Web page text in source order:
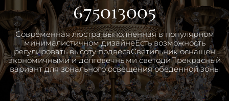
675013005
Современная люстра выполненная в популярном
минималистичном дизайнеЕсть возможность
регулировать высоту подвесаСветильник оснащен
экономичными и долговечными светодиПрекрасный
вариант для зонального освещения обеденной зоны